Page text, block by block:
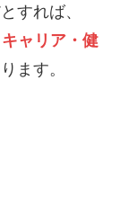
すれば、
ャリア・健
ます。